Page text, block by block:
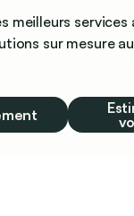
meilleurs
sur mesure